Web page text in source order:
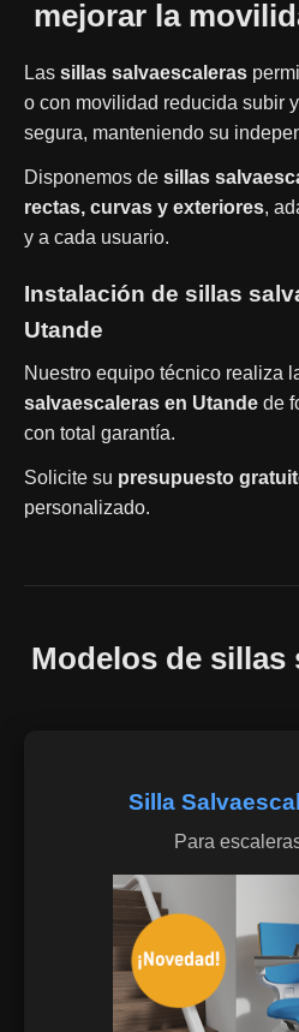
mejorar la
Las sillas salvaescaleras
o con movilidad reducida subir
segura, manteniendo su
Disponemos de sillas
rectas, curvas y exteriores,
y a cada usuario.
Instalación de sillas
Utande
Nuestro equipo técnico realiza
salvaescaleras en Utande de
con total garantía.
Solicite su presupuesto
personalizado.
Modelos de sillas
Silla
Para